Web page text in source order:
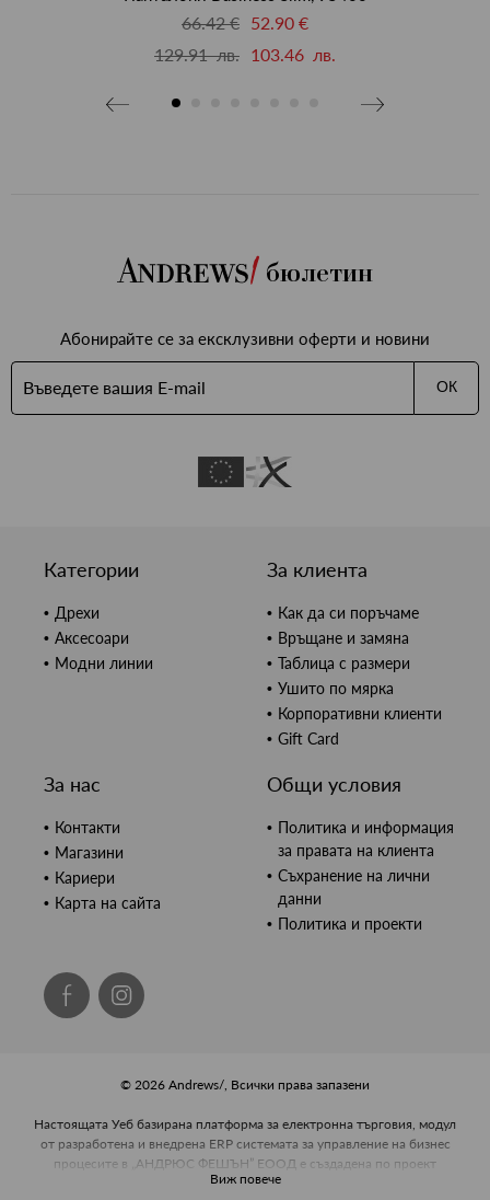
66.42 € 52.90 €
129.91 лв. 103.46 лв.
бюлетин
Абонирайте се за ексклузивни оферти и новини
ОК
Категории
Дрехи
Аксесоари
Модни линии
За клиента
Как да си поръчаме
Връщане и замяна
Таблица с размери
Ушито по мярка
Корпоративни клиенти
Gift Card
За нас
Контакти
Магазини
Кариери
Карта на сайта
Общи условия
Политика и информация
за правата на клиента
Съхранение на лични
данни
Политика и проекти
© 2026 Andrews/, Всички права запазени
Настоящата Уеб базирана платформа за електронна търговия, модул
от разработена и внедрена ERP системата за управление на бизнес
процесите в „АНДРЮС ФЕШЪН” ЕООД е създадена по проект
BG16RFOP002-2.002-0443, Развитие на управленския капацитет и
Виж повече